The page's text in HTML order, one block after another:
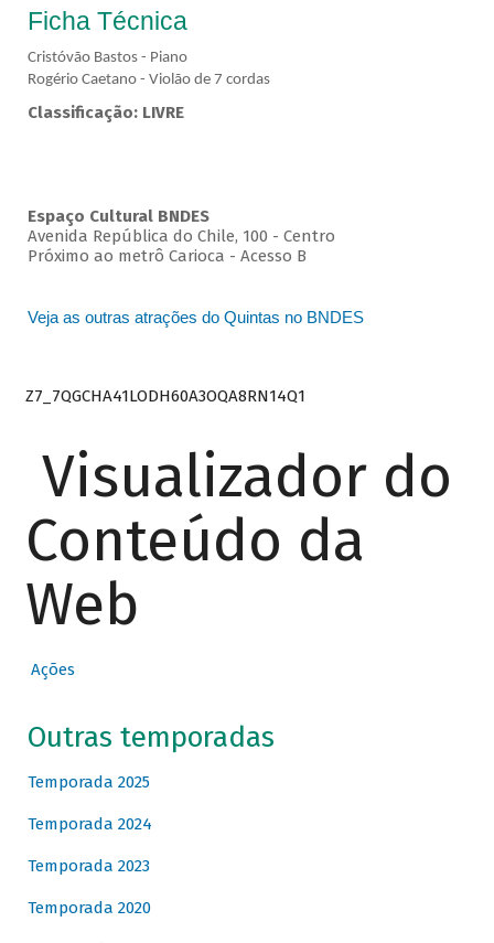
Ficha Técnica
Cristóvão Bastos - Piano
Rogério Caetano - Violão de 7 cordas
Classificação: LIVRE
Espaço Cultural BNDES
Avenida República do Chile, 100 - Centro
Próximo ao metrô Carioca - Acesso B
Veja as outras atrações do Quintas no BNDES
Z7_7QGCHA41LODH60A3OQA8RN14Q1
Visualizador do
Conteúdo da
Web
Ações
Outras temporadas
Temporada 2025
Temporada 2024
Temporada 2023
Temporada 2020